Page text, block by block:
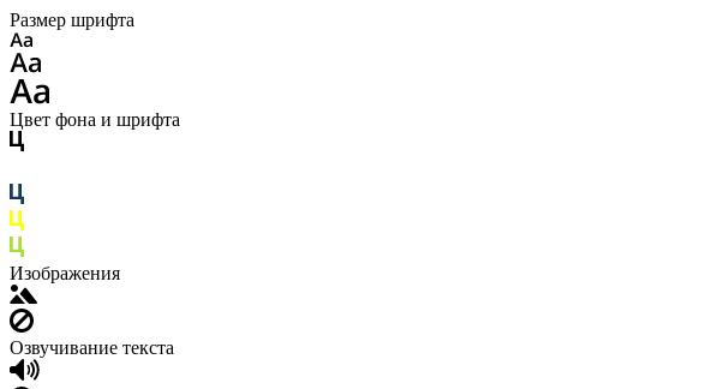
Размер шрифта
Цвет фона и шрифта
Изображения
Озвучивание текста